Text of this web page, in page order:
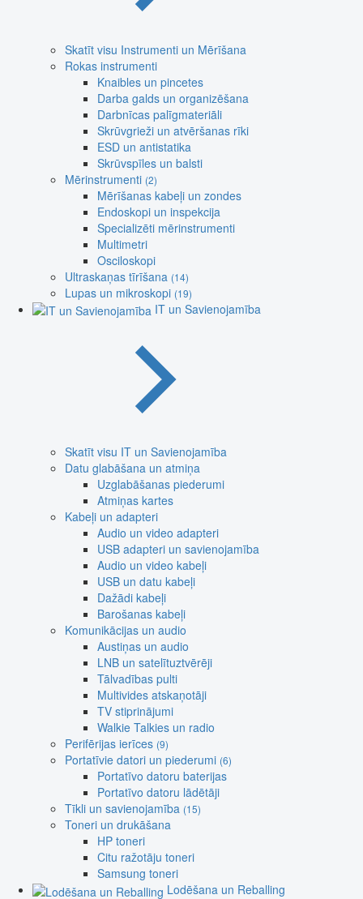
Skatīt visu Instrumenti un Mērīšana
Rokas instrumenti
Knaibles un pincetes
Darba galds un organizēšana
Darbnīcas palīgmateriāli
Skrūvgrieži un atvēršanas rīki
ESD un antistatika
Skrūvspīles un balsti
Mērinstrumenti (2)
Mērīšanas kabeļi un zondes
Endoskopi un inspekcija
Specializēti mērinstrumenti
Multimetri
Osciloskopi
Ultraskaņas tīrīšana (14)
Lupas un mikroskopi (19)
IT un Savienojamība
Skatīt visu IT un Savienojamība
Datu glabāšana un atmiņa
Uzglabāšanas piederumi
Atmiņas kartes
Kabeļi un adapteri
Audio un video adapteri
USB adapteri un savienojamība
Audio un video kabeļi
USB un datu kabeļi
Dažādi kabeļi
Barošanas kabeļi
Komunikācijas un audio
Austiņas un audio
LNB un satelītuztvērēji
Tālvadības pulti
Multivides atskaņotāji
TV stiprinājumi
Walkie Talkies un radio
Perifērijas ierīces (9)
Portatīvie datori un piederumi (6)
Portatīvo datoru baterijas
Portatīvo datoru lādētāji
Tīkli un savienojamība (15)
Toneri un drukāšana
HP toneri
Citu ražotāju toneri
Samsung toneri
Lodēšana un Reballing